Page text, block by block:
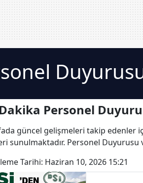
Personel
güncel gelişmeleri takip edenler
sunulmaktadır. Personel
Tarihi: Haziran 10, 2026 15:21